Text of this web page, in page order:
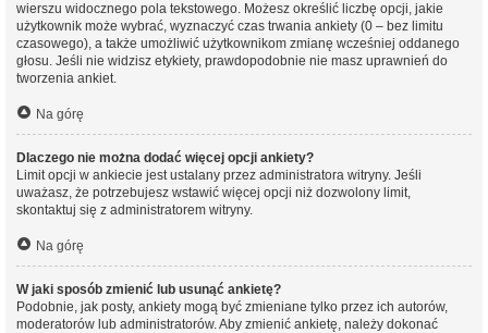
wierszu widocznego pola tekstowego. Możesz określić liczbę opcji, jakie
użytkownik może wybrać, wyznaczyć czas trwania ankiety (0 – bez limitu
czasowego), a także umożliwić użytkownikom zmianę wcześniej oddanego
głosu. Jeśli nie widzisz etykiety, prawdopodobnie nie masz uprawnień do
tworzenia ankiet.
Na górę
Dlaczego nie można dodać więcej opcji ankiety?
Limit opcji w ankiecie jest ustalany przez administratora witryny. Jeśli
uważasz, że potrzebujesz wstawić więcej opcji niż dozwolony limit,
skontaktuj się z administratorem witryny.
Na górę
W jaki sposób zmienić lub usunąć ankietę?
Podobnie, jak posty, ankiety mogą być zmieniane tylko przez ich autorów,
moderatorów lub administratorów. Aby zmienić ankietę, należy dokonać